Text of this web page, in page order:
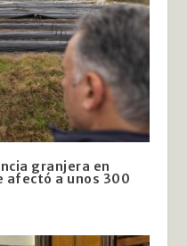
granjera en
afectó a unos 300